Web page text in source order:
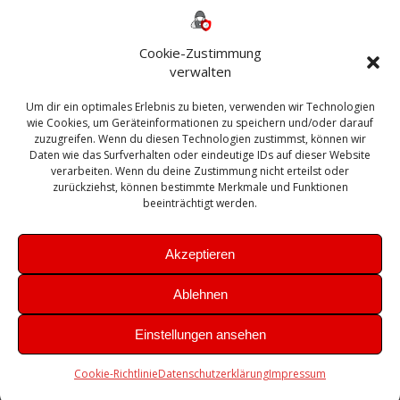
Cookie-Zustimmung
verwalten
Um dir ein optimales Erlebnis zu bieten, verwenden wir Technologien
wie Cookies, um Geräteinformationen zu speichern und/oder darauf
zuzugreifen. Wenn du diesen Technologien zustimmst, können wir
Daten wie das Surfverhalten oder eindeutige IDs auf dieser Website
verarbeiten. Wenn du deine Zustimmung nicht erteilst oder
zurückziehst, können bestimmte Merkmale und Funktionen
beeinträchtigt werden.
Akzeptieren
Ablehnen
Einstellungen ansehen
Cookie-RichtlinieDatenschutzerklärungImpressum
Bautagebuch
Exchange firewall Fritzbox
Microsoft
Sanierung SBS Security Server Sicherheit
Sicherung SIEM Sophos SSL Ubuntu
Update Upgrade UTM VCenter VCSA Veeam
VMWare VPN WAZUH Windows
Zertifikat
Theme